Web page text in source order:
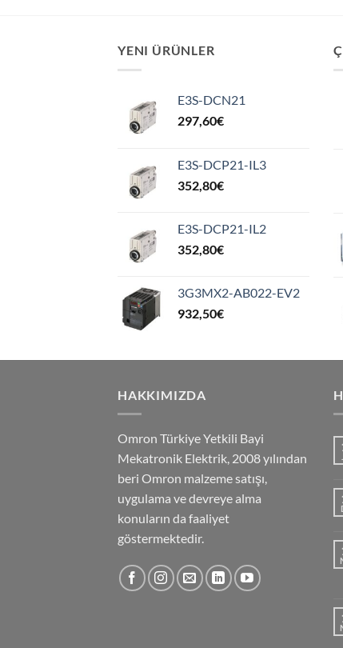
YENI ÜRÜNLER
E3S-DCN21
297,60€
E3S-DCP21-IL3
352,80€
E3S-DCP21-IL2
352,80€
3G3MX2-AB022-EV2
932,50€
HAKKIMIZDA
Omron Türkiye Yetkili Bayi
Mekatronik Elektrik, 2008 yılından
beri Omron malzeme satışı,
uygulama ve devreye alma
konuların da faaliyet
göstermektedir.